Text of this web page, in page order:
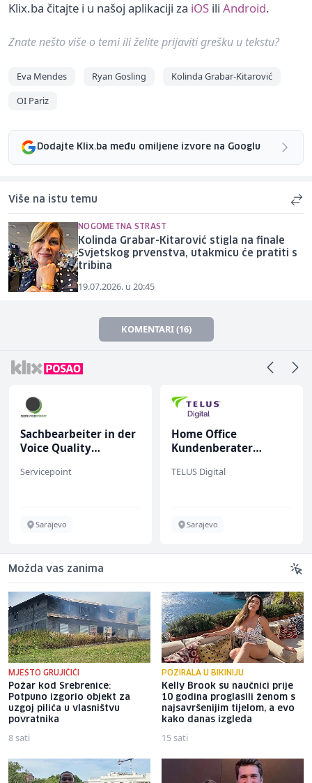
Klix.ba čitajte i u našoj aplikaciji za iOS ili Android.
Znate nešto više o temi ili želite prijaviti grešku u tekstu?
Eva Mendes Ryan Gosling
Kolinda Grabar-Kitarović
OI Pariz
Dodajte Klix.ba među omiljene izvore na Googlu
Više na istu temu
NOGOMETNA STRAST
Kolinda Grabar-Kitarović stigla na finale
Svjetskog prvenstva, utakmicu će pratiti s
tribina
19.07.2026. u 20:45
KOMENTARI (16)
Sachbearbeiter in der
Voice Quality
Servicepoint
Sarajevo
Home Office
Kundenberater
TELUS Digital
Sarajevo
Možda vas zanima
MJESTO GRUJIČIĆI
Požar kod Srebrenice:
Potpuno izgorio objekt za
uzgoj pilića u vlasništvu
povratnika
8 sati
POZIRALA U BIKINIJU
Kelly Brook su naučnici prije
10 godina proglasili ženom s
najsavršenijim tijelom, a evo
kako danas izgleda
15 sati